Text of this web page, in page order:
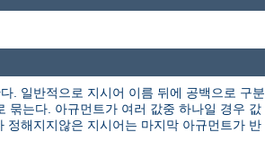
. 일반적으로 지시어 이름 뒤에 공백으로 구분
묶는다. 아규먼트가 여러 값중 하나일 경우 값
정해지지않은 지시어는 마지막 아규먼트가 반